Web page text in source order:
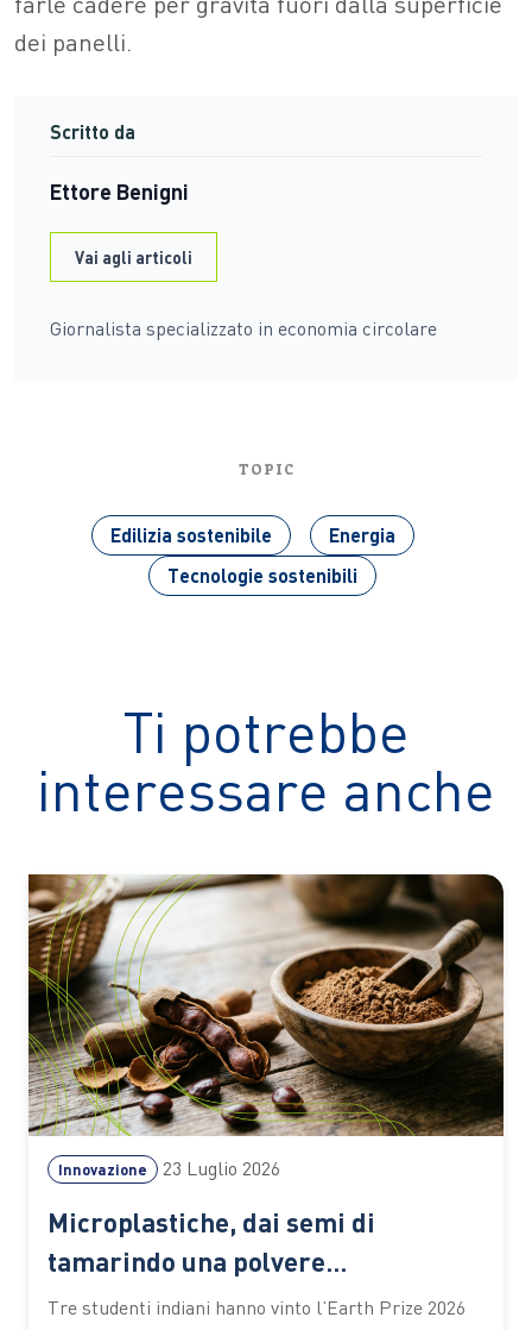
dei panelli.
Scritto da
Ettore Benigni
Vai agli articoli
Giornalista specializzato in economia circolare
TOPIC
Edilizia sostenibile
Energia
Tecnologie sostenibili
Ti potrebbe
interessare anche
Innovazione 23 Luglio 2026
Microplastiche, dai semi di
tamarindo una polvere
biodegradabile che depura l’acqua
Tre studenti indiani hanno vinto l’Earth Prize 2026